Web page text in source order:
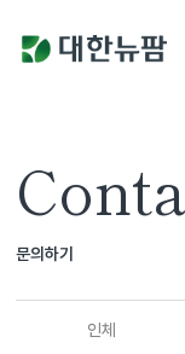
문의하기
인체